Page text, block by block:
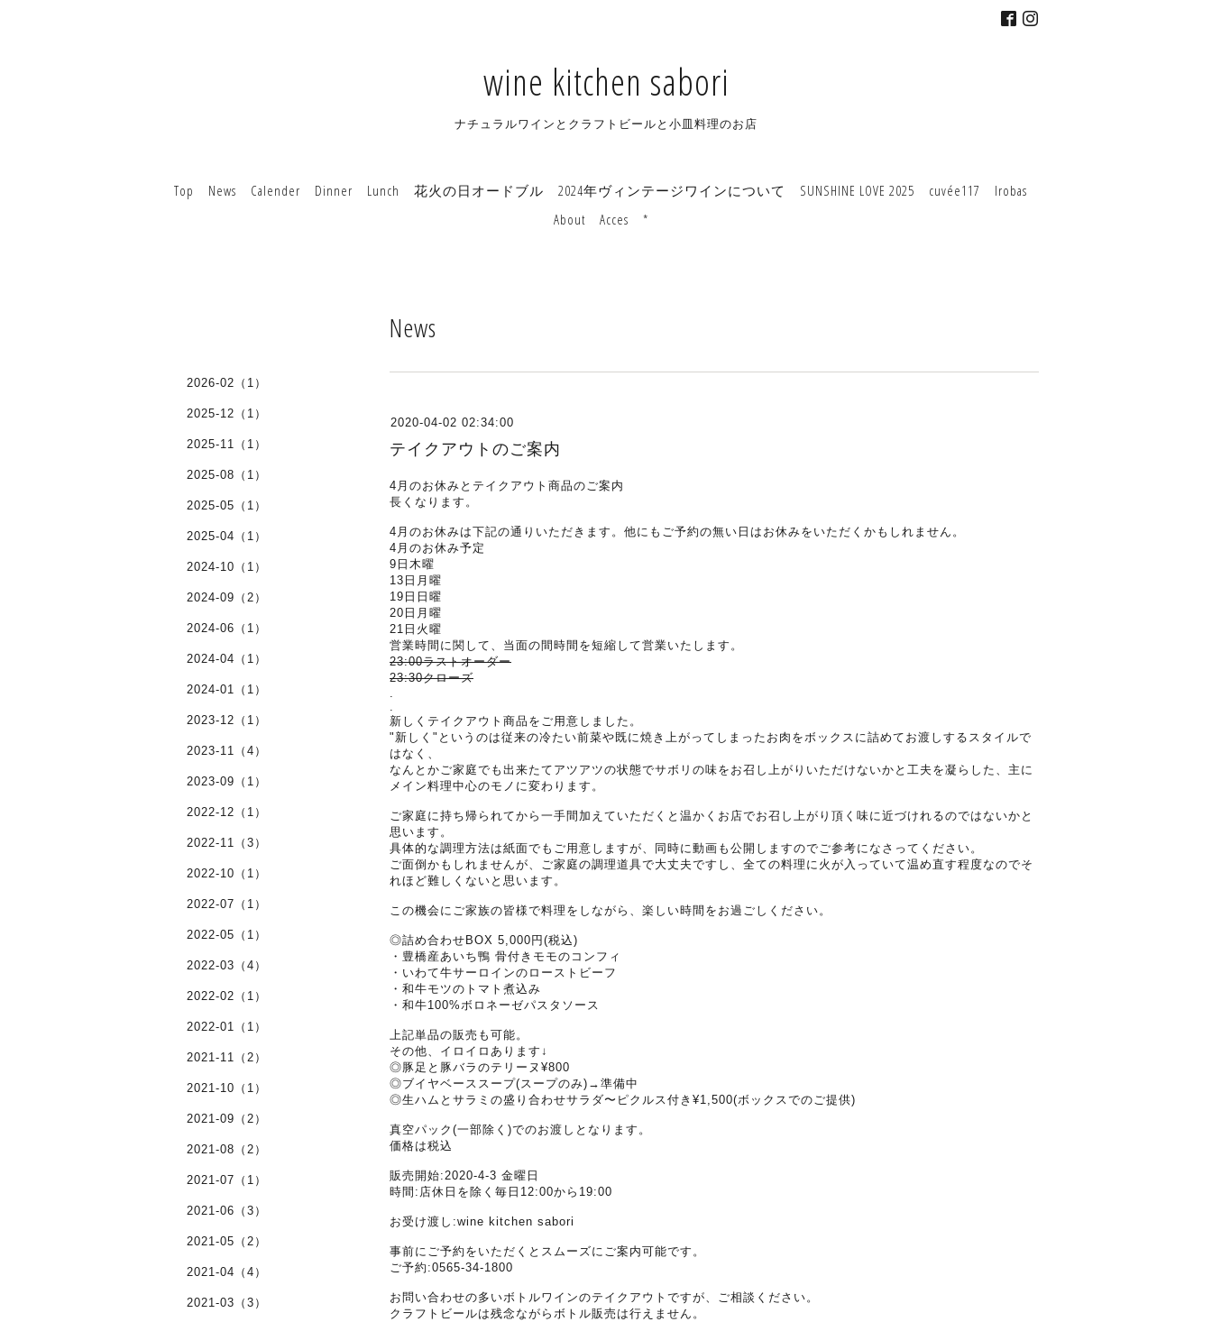
wine kitchen sabori
ナチュラルワインとクラフトビールと小皿料理のお店
Top News Calender Dinner Lunch 花火の日オードブル 2024年ヴィンテージワインについて SUNSHINE LOVE 2025 cuvée117
Irobas
About
Acces *
News
2020-04-02 02:34:00
テイクアウトのご案内
4月のお休みとテイクアウト商品のご案内
長くなります。
4月のお休みは下記の通りいただきます。他にもご予約の無い日はお休みをいただくかもしれません。
4月のお休み予定
9日木曜
13日月曜
19日日曜
20日月曜
21日火曜
営業時間に関して、当面の間時間を短縮して営業いたします。
23:00ラストオーダー
23:30クローズ
.
.
新しくテイクアウト商品をご用意しました。
"新しく"というのは従来の冷たい前菜や既に焼き上がってしまったお肉をボックスに詰めてお渡しするスタイルで
はなく、
なんとかご家庭でも出来たてアツアツの状態でサボリの味をお召し上がりいただけないかと工夫を凝らした、主に
メイン料理中心のモノに変わります。
ご家庭に持ち帰られてから一手間加えていただくと温かくお店でお召し上がり頂く味に近づけれるのではないかと
思います。
具体的な調理方法は紙面でもご用意しますが、同時に動画も公開しますのでご参考になさってください。
ご面倒かもしれませんが、ご家庭の調理道具で大丈夫ですし、全ての料理に火が入っていて温め直す程度なのでそ
れほど難しくないと思います。
この機会にご家族の皆様で料理をしながら、楽しい時間をお過ごしください。
◎詰め合わせBOX 5,000円(税込)
・豊橋産あいち鴨 骨付きモモのコンフィ
・いわて牛サーロインのローストビーフ
・和牛モツのトマト煮込み
・和牛100%ボロネーゼパスタソース
上記単品の販売も可能。
その他、イロイロあります↓
◎豚足と豚バラのテリーヌ¥800
◎ブイヤベーススープ(スープのみ)→準備中
◎生ハムとサラミの盛り合わせサラダ〜ピクルス付き¥1,500(ボックスでのご提供)
真空パック(一部除く)でのお渡しとなります。
価格は税込
販売開始:2020-4-3 金曜日
時間:店休日を除く毎日12:00から19:00
お受け渡し:wine kitchen sabori
事前にご予約をいただくとスムーズにご案内可能です。
ご予約:0565-34-1800
お問い合わせの多いボトルワインのテイクアウトですが、ご相談ください。
クラフトビールは残念ながらボトル販売は行えません。
2026-02（1）
2025-12（1）
2025-11（1）
2025-08（1）
2025-05（1）
2025-04（1）
2024-10（1）
2024-09（2）
2024-06（1）
2024-04（1）
2024-01（1）
2023-12（1）
2023-11（4）
2023-09（1）
2022-12（1）
2022-11（3）
2022-10（1）
2022-07（1）
2022-05（1）
2022-03（4）
2022-02（1）
2022-01（1）
2021-11（2）
2021-10（1）
2021-09（2）
2021-08（2）
2021-07（1）
2021-06（3）
2021-05（2）
2021-04（4）
2021-03（3）